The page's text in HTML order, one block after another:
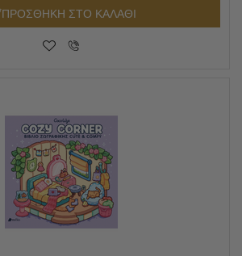
ΠΡΟΣΘΗΚΗ ΣΤΟ ΚΑΛΑΘΙ